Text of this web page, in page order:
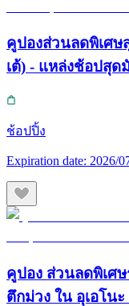
คูปองส่วนลดพิเศษ
เต้) - แหล่งช้อปสุ
ช้อปปิ้ง
Expiration date: 2026/
คูปอง ส่วนลดพิเศษ
ตึกม่วง ใน อุเอโน